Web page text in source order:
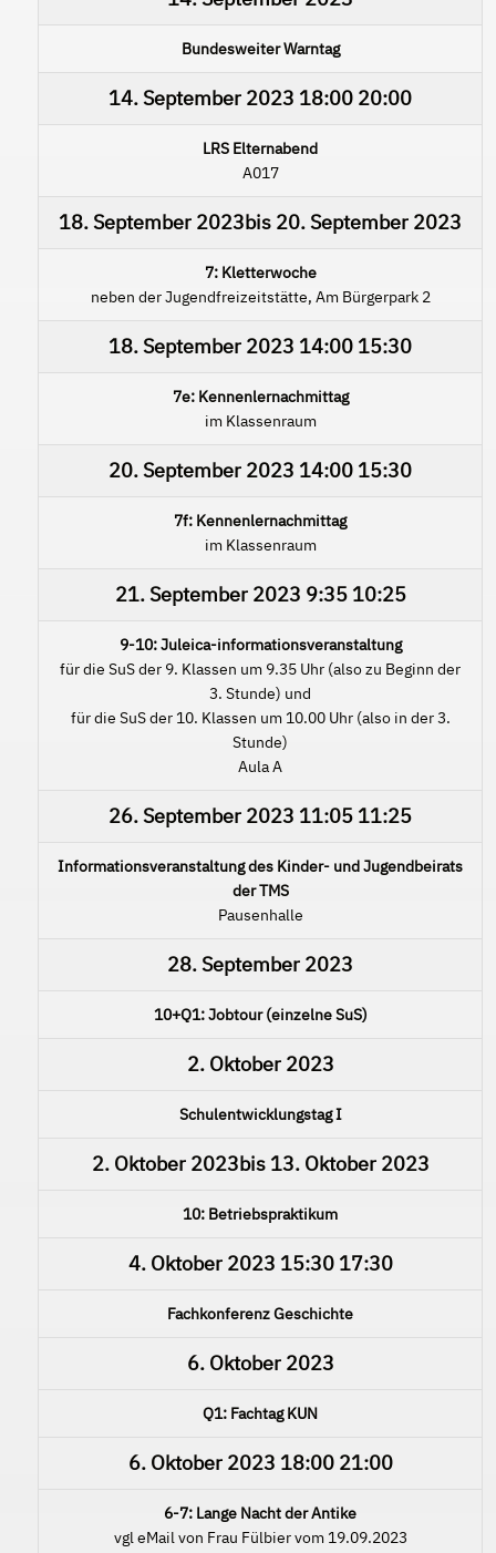
Bundesweiter Warntag
14. September 2023 18:00 20:00
LRS Elternabend
A017
18. September 2023bis 20. September 2023
7: Kletterwoche
neben der Jugendfreizeitstätte, Am Bürgerpark 2
18. September 2023 14:00 15:30
7e: Kennenlernachmittag
im Klassenraum
20. September 2023 14:00 15:30
7f: Kennenlernachmittag
im Klassenraum
21. September 2023 9:35 10:25
9-10: Juleica-informationsveranstaltung
für die SuS der 9. Klassen um 9.35 Uhr (also zu Beginn der
3. Stunde) und
für die SuS der 10. Klassen um 10.00 Uhr (also in der 3.
Stunde)
Aula A
26. September 2023 11:05 11:25
Informationsveranstaltung des Kinder- und Jugendbeirats
der TMS
Pausenhalle
28. September 2023
10+Q1: Jobtour (einzelne SuS)
2. Oktober 2023
Schulentwicklungstag I
2. Oktober 2023bis 13. Oktober 2023
10: Betriebspraktikum
4. Oktober 2023 15:30 17:30
Fachkonferenz Geschichte
6. Oktober 2023
Q1: Fachtag KUN
6. Oktober 2023 18:00 21:00
6-7: Lange Nacht der Antike
vgl eMail von Frau Fülbier vom 19.09.2023